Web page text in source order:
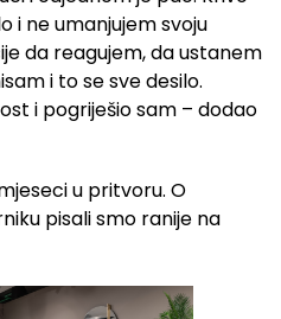
i ne umanjujem svoju
da reagujem, da ustanem
i to se sve desilo.
i pogriješio sam – dodao
u pritvoru. O
pisali smo ranije na